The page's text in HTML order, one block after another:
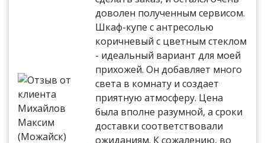
доволен полученным сервисом.
Шкаф-купе с антресолью
коричневый с цветным стеклом
- идеальный вариант для моей
прихожей. Он добавляет много
света в комнату и создает
приятную атмосферу. Цена
была вполне разумной, а сроки
доставки соответствовали
ожиданиям. К сожалению, во